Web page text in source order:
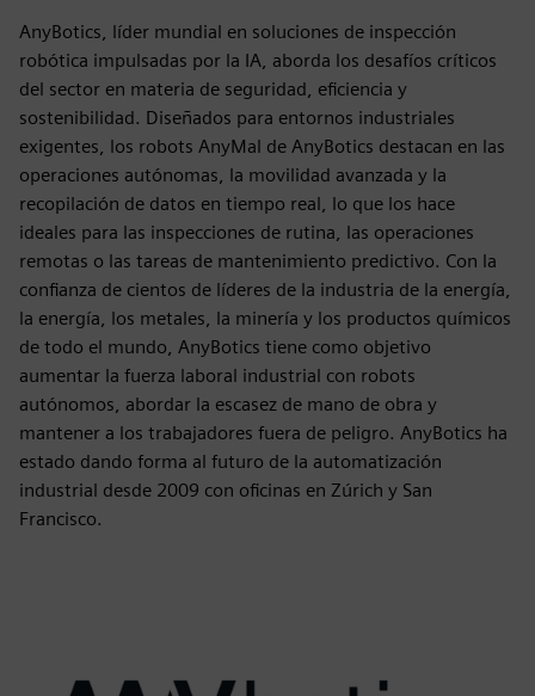
AnyBotics, líder mundial en soluciones de inspección
robótica impulsadas por la IA, aborda los desafíos críticos
del sector en materia de seguridad, eficiencia y
sostenibilidad. Diseñados para entornos industriales
exigentes, los robots AnyMal de AnyBotics destacan en las
operaciones autónomas, la movilidad avanzada y la
recopilación de datos en tiempo real, lo que los hace
ideales para las inspecciones de rutina, las operaciones
remotas o las tareas de mantenimiento predictivo. Con la
confianza de cientos de líderes de la industria de la energía,
la energía, los metales, la minería y los productos químicos
de todo el mundo, AnyBotics tiene como objetivo
aumentar la fuerza laboral industrial con robots
autónomos, abordar la escasez de mano de obra y
mantener a los trabajadores fuera de peligro. AnyBotics ha
estado dando forma al futuro de la automatización
industrial desde 2009 con oficinas en Zúrich y San
Francisco.